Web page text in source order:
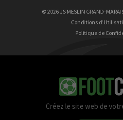
© 2026 JS MESLIN GRAND-
Conditions
Politique de
Créez le site web de